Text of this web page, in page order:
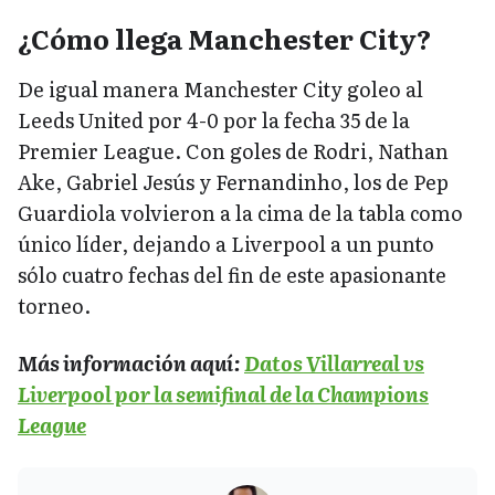
¿Cómo llega Manchester City?
De igual manera Manchester City goleo al
Leeds United por 4-0 por la fecha 35 de la
Premier League. Con goles de Rodri, Nathan
Ake, Gabriel Jesús y Fernandinho, los de Pep
Guardiola volvieron a la cima de la tabla como
único líder, dejando a Liverpool a un punto
sólo cuatro fechas del fin de este apasionante
torneo.
Más información aquí:Datos Villarreal vs
Liverpool por la semifinal de la Champions
League